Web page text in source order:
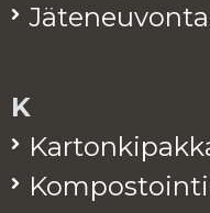
K
Kom­pos­toin­ti